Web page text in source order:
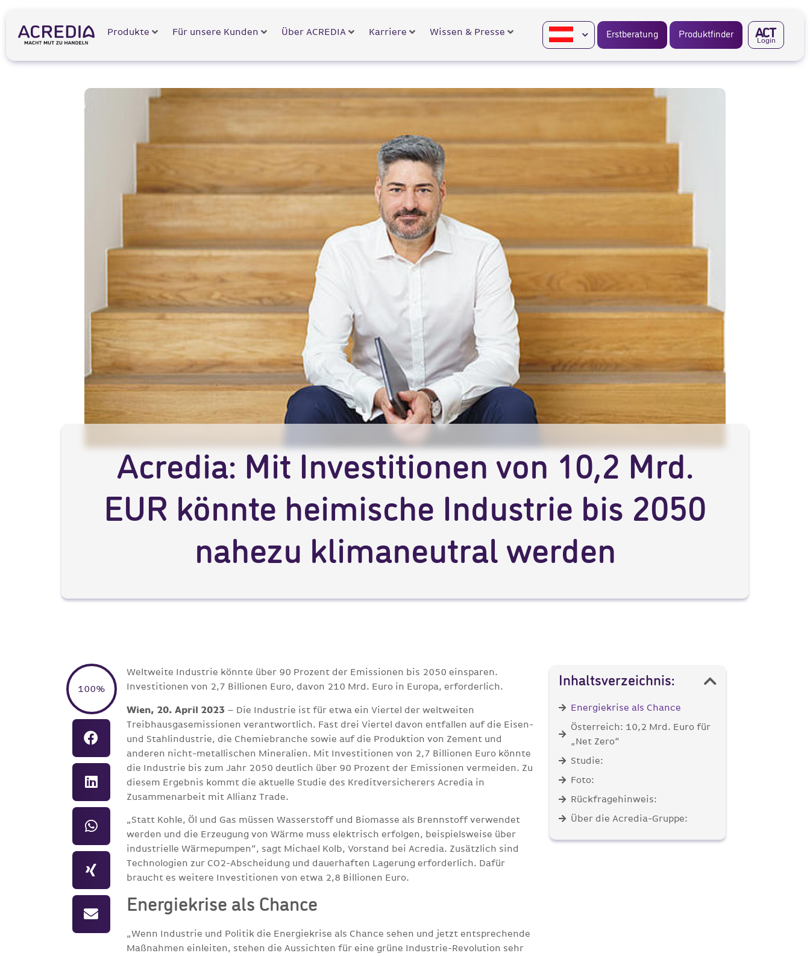
Produkte Für unsere Kunden Über ACREDIA Karriere Wissen & Presse Erstberatung Produktfinder A CT
Login
Acredia: Mit Investitionen von 10,2 Mrd.
EUR könnte heimische Industrie bis 2050
nahezu klimaneutral werden
100%
Weltweite Industrie könnte über 90 Prozent der Emissionen bis 2050 einsparen.
Investitionen von 2,7 Billionen Euro, davon 210 Mrd. Euro in Europa, erforderlich.
Wien, 20. April 2023 – Die Industrie ist für etwa ein Viertel der weltweiten
Treibhausgasemissionen verantwortlich. Fast drei Viertel davon entfallen auf die Eisen-
und Stahlindustrie, die Chemiebranche sowie auf die Produktion von Zement und
anderen nicht-metallischen Mineralien. Mit Investitionen von 2,7 Billionen Euro könnte
die Industrie bis zum Jahr 2050 deutlich über 90 Prozent der Emissionen vermeiden. Zu
diesem Ergebnis kommt die aktuelle Studie des Kreditversicherers Acredia in
Zusammenarbeit mit Allianz Trade.
„Statt Kohle, Öl und Gas müssen Wasserstoff und Biomasse als Brennstoff verwendet
werden und die Erzeugung von Wärme muss elektrisch erfolgen, beispielsweise über
industrielle Wärmepumpen“, sagt Michael Kolb, Vorstand bei Acredia. Zusätzlich sind
Technologien zur CO2-Abscheidung und dauerhaften Lagerung erforderlich. Dafür
braucht es weitere Investitionen von etwa 2,8 Billionen Euro.
Energiekrise als Chance
„Wenn Industrie und Politik die Energiekrise als Chance sehen und jetzt entsprechende
Maßnahmen einleiten, stehen die Aussichten für eine grüne Industrie-Revolution sehr
Inhaltsverzeichnis:
Energiekrise als Chance
Österreich: 10,2 Mrd. Euro für
„Net Zero“
Studie:
Foto:
Rückfragehinweis:
Über die Acredia-Gruppe: